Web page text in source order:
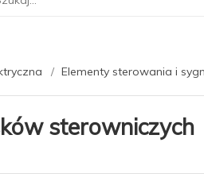
Elementy sterowania i
sterowniczych